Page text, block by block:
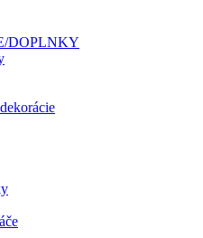
DOPLNKY